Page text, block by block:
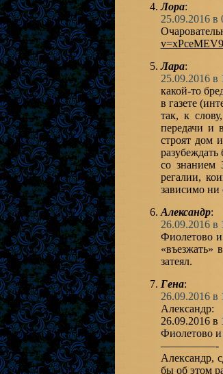
Лора:
25.09.2016 в
Лара:
25.09.2016 в
какой-то
в газете
так, к
передачи и
строят дом
со знанием
регалии,
зависимо ни
Александр:
26.09.2016 в
Фиолетово
«въезжать»
затеял.
Гена:
26.09.2016 в
Александр:
26.09.2016 в
Фиолетово и
—————-
Александр,
бы об этом